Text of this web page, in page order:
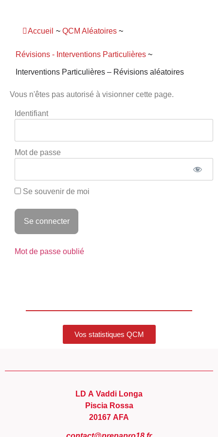
Accueil ~ QCM Aléatoires ~
Révisions - Interventions Particulières ~
Interventions Particulières – Révisions aléatoires
Vous n'êtes pas autorisé à visionner cette page.
Identifiant
Mot de passe
Se souvenir de moi
Mot de passe oublié
Vos statistiques QCM
LD A Vaddi Longa
Piscia Rossa
20167 AFA